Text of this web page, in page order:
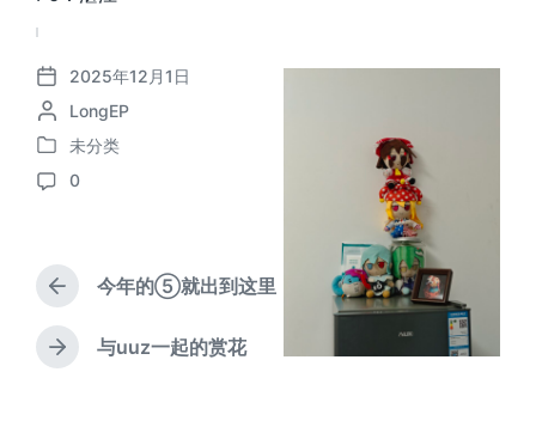
发
布
日
2025年12月1日
作
者
LongEP
发
布
未分类
评
0
上
篇
文
章
今年的⑤就出到这里
下
与uuz一起的赏花